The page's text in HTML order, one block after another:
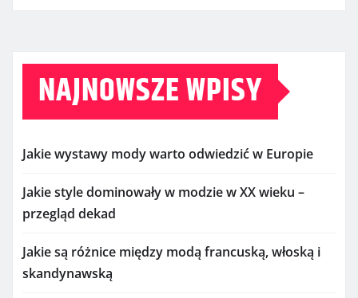
NAJNOWSZE WPISY
Jakie wystawy mody warto odwiedzić w Europie
Jakie style dominowały w modzie w XX wieku –
przegląd dekad
Jakie są różnice między modą francuską, włoską i
skandynawską